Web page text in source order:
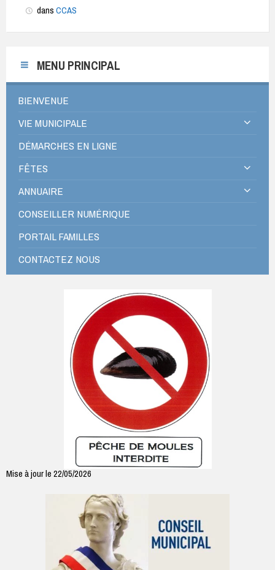
dans CCAS
MENU PRINCIPAL
BIENVENUE
VIE MUNICIPALE
DÉMARCHES EN LIGNE
FÊTES
ANNUAIRE
CONSEILLER NUMÉRIQUE
PORTAIL FAMILLES
CONTACTEZ NOUS
Mise à jour le 22/05/2026